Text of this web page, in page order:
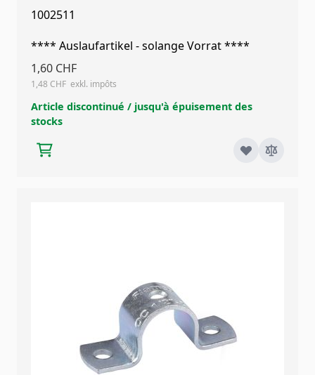
1002511
**** Auslaufartikel - solange Vorrat ****
1,60 CHF
1,48 CHF
Article discontinué / jusqu'à épuisement des
stocks